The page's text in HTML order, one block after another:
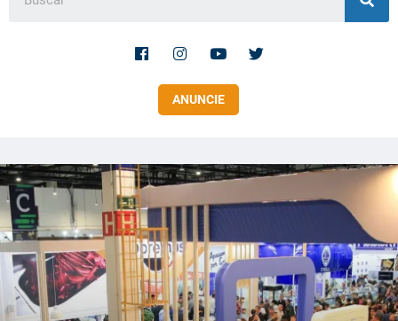
ANUNCIE